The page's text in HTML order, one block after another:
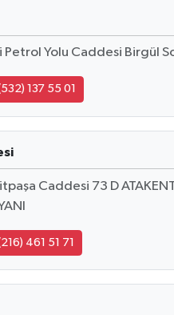
Yolu Caddesi Birgül
137 55 01
Caddesi 73 D ATAKENT
461 51 71